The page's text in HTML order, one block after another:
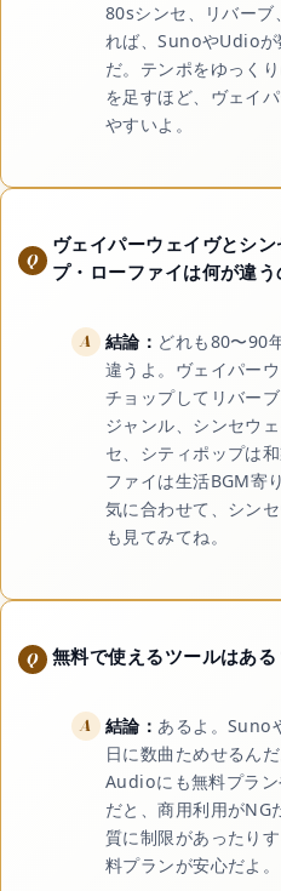
80sシンセ、リバーブ
れば、SunoやUdioが
だ。テンポをゆっく
を足すほど、ヴェイ
やすいよ。
ヴェイパーウェイヴとシ
プ・ローファイは何が違う
結論： どれも80〜90
違うよ。ヴェイパー
チョップしてリバー
ジャンル、シンセウ
セ、シティポップは
ファイは生活BGM寄
気に合わせて、シン
も見てみてね。
無料で使えるツールはある
結論：あるよ。Suno
日に数曲ためせるん
Audioにも無料プラ
だと、商用利用がNG
質に制限があったり
料プランが安心だよ。